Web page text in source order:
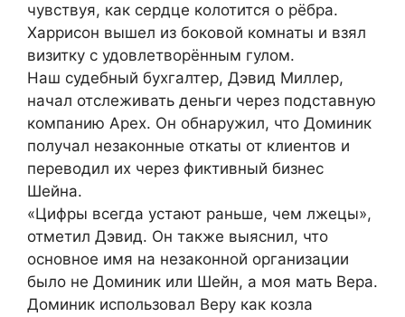
чувствуя, как сердце колотится о рёбра.
Харрисон вышел из боковой комнаты и взял
визитку с удовлетворённым гулом.
Наш судебный бухгалтер, Дэвид Миллер,
начал отслеживать деньги через подставную
компанию Apex. Он обнаружил, что Доминик
получал незаконные откаты от клиентов и
переводил их через фиктивный бизнес
Шейна.
«Цифры всегда устают раньше, чем лжецы»,
отметил Дэвид. Он также выяснил, что
основное имя на незаконной организации
было не Доминик или Шейн, а моя мать Вера.
Доминик использовал Веру как козла